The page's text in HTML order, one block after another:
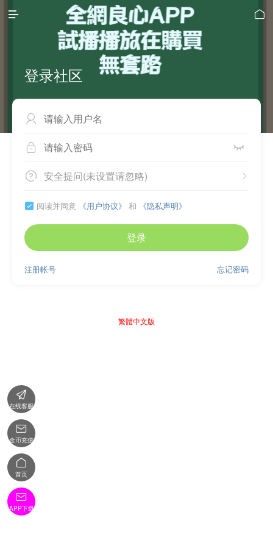
 
登录社区

 
 
安全提问(未设置请忽略)
 阅读并同意 《用户协议》 和 《隐私声明》
登录
忘记密码
注册帐号
繁體中文版

在线客服

金币充值

首页

APP下载